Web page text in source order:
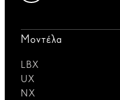
Μοντέλα
LBX
UX
NX